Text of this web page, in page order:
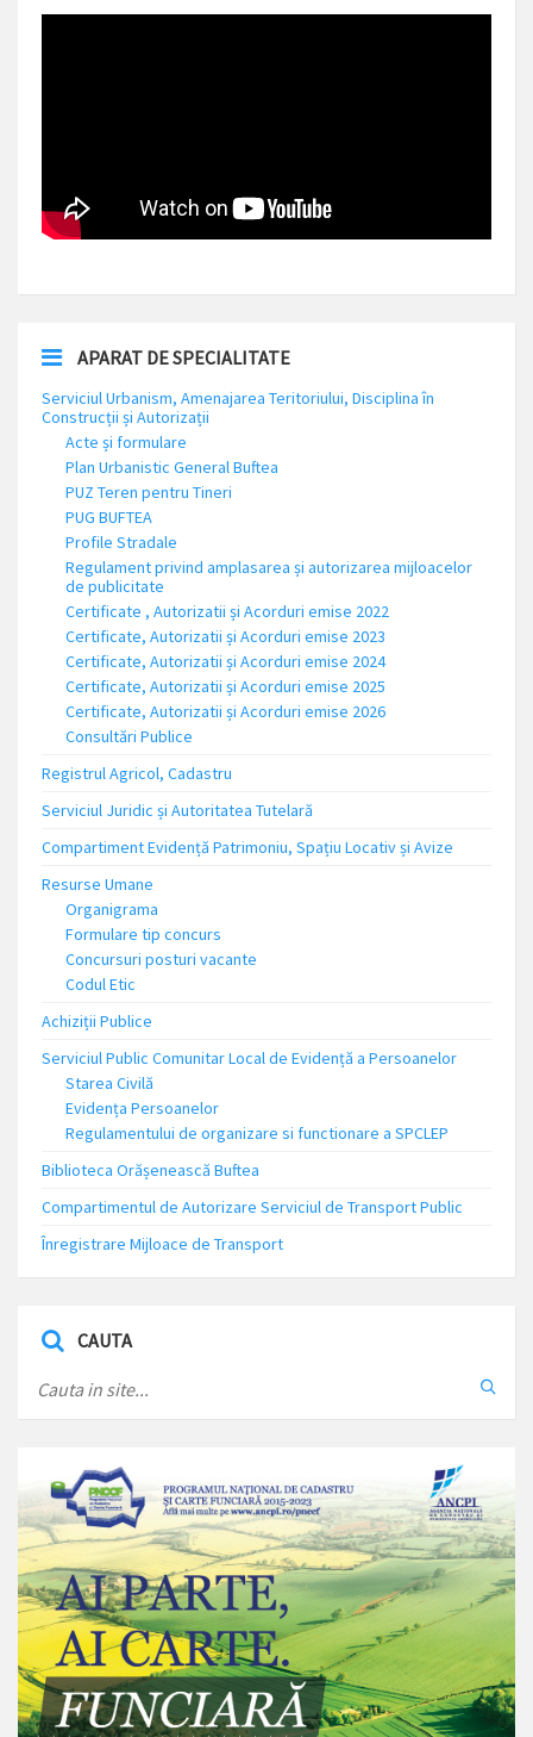
APARAT DE SPECIALITATE
Serviciul Urbanism, Amenajarea Teritoriului, Disciplina în
Construcții și Autorizații
Acte și formulare
Plan Urbanistic General Buftea
PUZ Teren pentru Tineri
PUG BUFTEA
Profile Stradale
Regulament privind amplasarea și autorizarea mijloacelor
de publicitate
Certificate , Autorizatii și Acorduri emise 2022
Certificate, Autorizatii și Acorduri emise 2023
Certificate, Autorizatii și Acorduri emise 2024
Certificate, Autorizatii și Acorduri emise 2025
Certificate, Autorizatii și Acorduri emise 2026
Consultări Publice
Registrul Agricol, Cadastru
Serviciul Juridic și Autoritatea Tutelară
Compartiment Evidență Patrimoniu, Spațiu Locativ și Avize
Resurse Umane
Organigrama
Formulare tip concurs
Concursuri posturi vacante
Codul Etic
Achiziții Publice
Serviciul Public Comunitar Local de Evidență a Persoanelor
Starea Civilă
Evidența Persoanelor
Regulamentului de organizare si functionare a SPCLEP
Biblioteca Orășenească Buftea
Compartimentul de Autorizare Serviciul de Transport Public
Înregistrare Mijloace de Transport
CAUTA